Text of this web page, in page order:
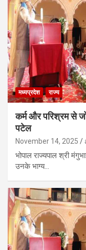
मध्यप्रदेश राज्य
कर्म और परिश्रम से
पटेल
November 14, 2025
भोपाल राज्यपाल श्री
उनके भाग्य…